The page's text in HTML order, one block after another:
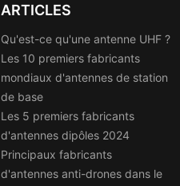
ARTICLES
Qu'est-ce qu'une antenne UHF ?
Les 10 premiers fabricants
mondiaux d'antennes de station
de base
Les 5 premiers fabricants
d'antennes dipôles 2024
Principaux fabricants
d'antennes anti-drones dans le